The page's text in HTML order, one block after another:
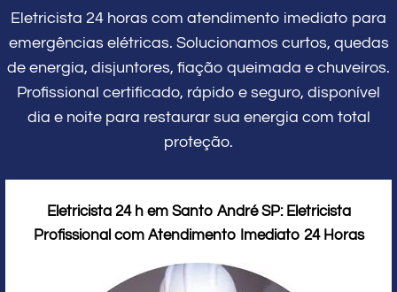
Eletricista 24 horas com atendimento imediato para
emergências elétricas. Solucionamos curtos, quedas
de energia, disjuntores, fiação queimada e chuveiros.
Profissional certificado, rápido e seguro, disponível
dia e noite para restaurar sua energia com total
proteção.
Eletricista 24 h em Santo André SP: Eletricista
Profissional com Atendimento Imediato 24 Horas